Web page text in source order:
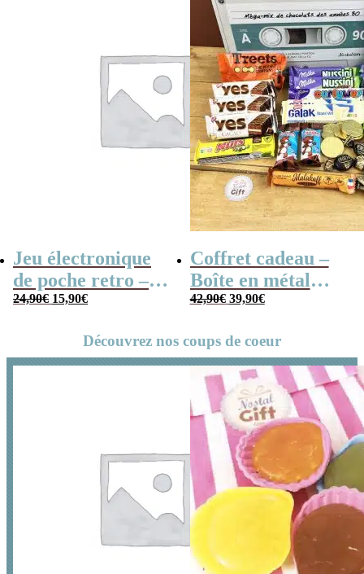
Jeu électronique
de poche retro –
Console vintage
24,90€ Le
24,90€.
15,90€Le
est :
15,90€.
Coffret cadeau –
Boîte en métal
cassette –
années 80 – grand
coffret chocolat
original
42,90€ Le
était :
42,90€.
39,90€Le
est :
39,90€.
Découvrez nos coups de coeur